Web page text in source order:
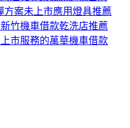
方案未上市應用燈具推薦
竹機車借款乾洗店推薦
市服務的萬華機車借款